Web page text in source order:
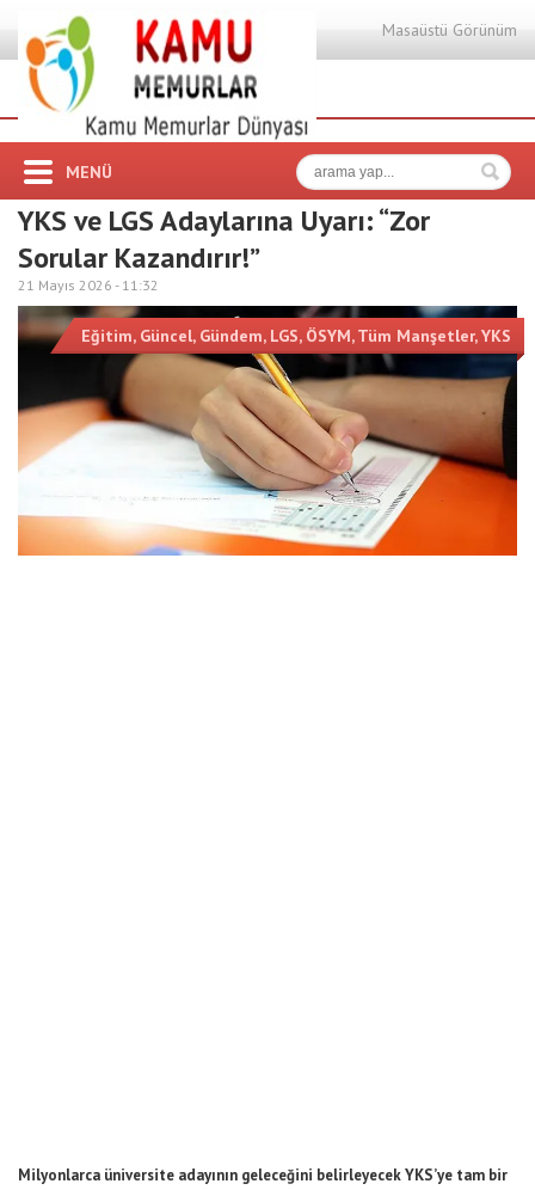
Masaüstü Görünüm
MENÜ
YKS ve LGS Adaylarına Uyarı: “Zor
Sorular Kazandırır!”
21 Mayıs 2026 - 11:32
Eğitim, Güncel, Gündem, LGS, ÖSYM,Tüm Manşetler,YKS
Milyonlarca üniversite adayının geleceğini belirleyecek YKS’ye tam bir